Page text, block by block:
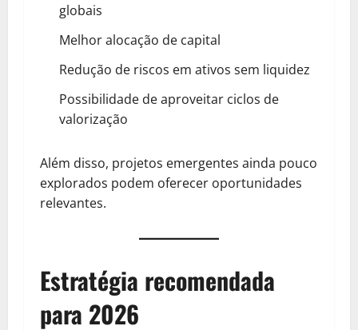
globais
Melhor alocação de capital
Redução de riscos em ativos sem liquidez
Possibilidade de aproveitar ciclos de
valorização
Além disso, projetos emergentes ainda pouco
explorados podem oferecer oportunidades
relevantes.
Estratégia recomendada
para 2026